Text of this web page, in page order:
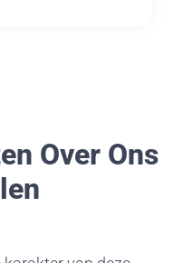
Over Ons